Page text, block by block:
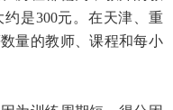
约是300元。在天津、重
量的教师、课程和每小